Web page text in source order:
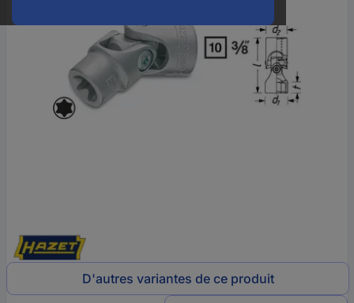
D'autres variantes de ce produit